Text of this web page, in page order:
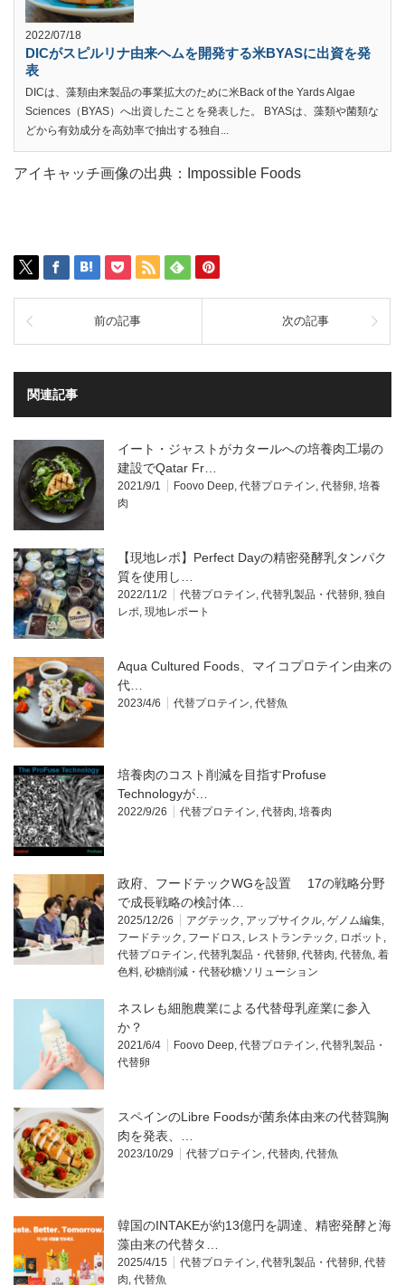
2022/07/18
DICがスピルリナ由来ヘムを開発する米BYASに出資を発
表
DICは、藻類由来製品の事業拡大のために米Back of the Yards Algae
Sciences（BYAS）へ出資したことを発表した。 BYASは、藻類や菌類な
どから有効成分を高効率で抽出する独自...
アイキャッチ画像の出典：Impossible Foods
前の記事 次の記事
関連記事
イート・ジャストがカタールへの培養肉工場の
建設でQatar Fr…
2021/9/1 Foovo Deep, 代替プロテイン, 代替卵, 培養
肉
【現地レポ】Perfect Dayの精密発酵乳タンパク
質を使用し…
2022/11/2 代替プロテイン, 代替乳製品・代替卵, 独自
レポ, 現地レポート
Aqua Cultured Foods、マイコプロテイン由来の
代…
2023/4/6 代替プロテイン, 代替魚
培養肉のコスト削減を目指すProfuse
Technologyが…
2022/9/26 代替プロテイン, 代替肉, 培養肉
政府、フードテックWGを設置 17の戦略分野
で成長戦略の検討体…
2025/12/26 アグテック , アップサイクル, ゲノム編集,
フードテック , フードロス, レストランテック , ロボット ,
代替プロテイン, 代替乳製品・代替卵, 代替肉, 代替魚, 着
色料, 砂糖削減・代替砂糖ソリューション
ネスレも細胞農業による代替母乳産業に参入
か？
2021/6/4 Foovo Deep, 代替プロテイン, 代替乳製品・
代替卵
スペインのLibre Foodsが菌糸体由来の代替鶏胸
肉を発表、…
2023/10/29 代替プロテイン, 代替肉, 代替魚
韓国のINTAKEが約13億円を調達、精密発酵と海
藻由来の代替タ…
2025/4/15 代替プロテイン, 代替乳製品・代替卵, 代替
肉, 代替魚